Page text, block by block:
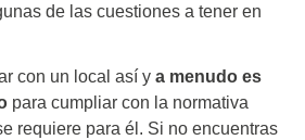
de las cuestiones a tener en
con un local así y a menudo es
para cumpliar con la normativa
requiere para él. Si no encuentras